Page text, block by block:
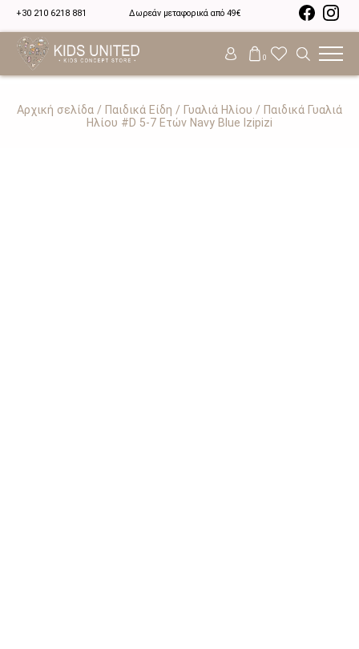
+30 210 6218 881 Δωρεάν μεταφορικά από 49€
0
Αρχική σελίδα / Παιδικά Είδη / Γυαλιά Ηλίου / Παιδικά Γυαλιά
Ηλίου #D 5-7 Ετών Navy Blue Izipizi